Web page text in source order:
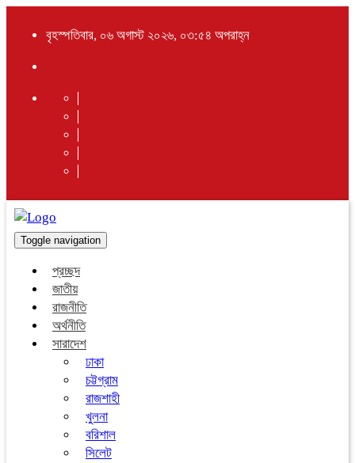
বৃহস্পতিবার, ০৬ অগাস্ট ২০২৬, ০৩:৫৪ অপরাহ্ন
Toggle navigation
প্রচ্ছদ
জাতীয়
রাজনীতি
অর্থনীতি
সারাদেশ
ঢাকা
চট্টগ্রাম
রাজশাহী
খুলনা
বরিশাল
সিলেট